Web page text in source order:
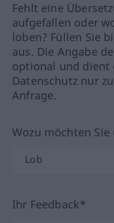
Fehlt eine
aufgefallen oder
loben? Füllen Sie
aus. Die Angabe
optional und dient
Datenschutz nur
Anfrage.
Wozu möchten
Ihr Feedback*